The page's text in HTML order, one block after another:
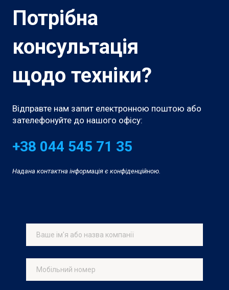
Потрібна
консультація
щодо техніки?
Відправте нам запит електронною поштою або
зателефонуйте до нашого офісу:
+38 044 545 71 35
Надана контактна інформація є конфіденційною.